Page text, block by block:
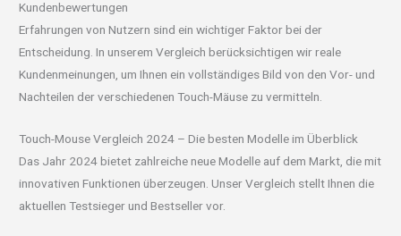
Kundenbewertungen
Erfahrungen von Nutzern sind ein wichtiger Faktor bei der
Entscheidung. In unserem Vergleich berücksichtigen wir reale
Kundenmeinungen, um Ihnen ein vollständiges Bild von den Vor- und
Nachteilen der verschiedenen Touch-Mäuse zu vermitteln.
Touch-Mouse Vergleich 2024 – Die besten Modelle im Überblick
Das Jahr 2024 bietet zahlreiche neue Modelle auf dem Markt, die mit
innovativen Funktionen überzeugen. Unser Vergleich stellt Ihnen die
aktuellen Testsieger und Bestseller vor.